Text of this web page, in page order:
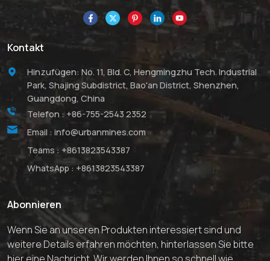
Kontakt
Hinzufügen: No. 11, Bld. C, Hengmingzhu Tech. Industrial
Park, Shajing Subdistrict, Bao'an District, Shenzhen,
Guangdong, China
Telefon : +86-755-2543 2352
Email : info@urbanmines.com
Teams : +8613823543387
WhatsApp : +8613823543387
Abonnieren
Wenn Sie an unseren Produkten interessiert sind und
weitere Details erfahren möchten, hinterlassen Sie bitte
hier eine Nachricht. Wir werden Ihnen so schnell wie